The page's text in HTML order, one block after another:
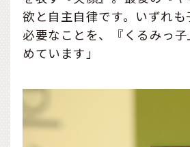
欲と自主自律です。いずれ
必要なことを、『くるみっ
めています」